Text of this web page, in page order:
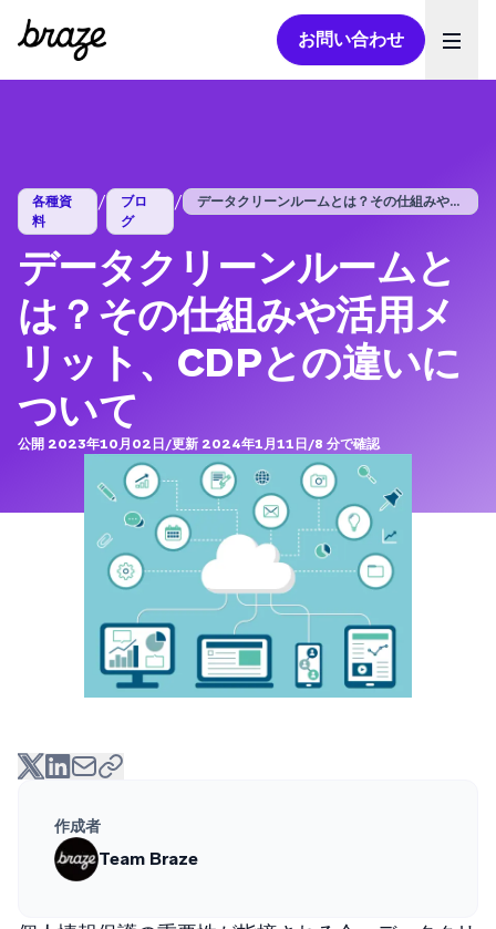
お問い合わせ
各種資
料
/
ブロ
グ
/ データクリーンルームとは？その仕組みや活...
データクリーンルームと
は？その仕組みや活用メ
リット、CDPとの違いに
ついて
公開 2023年10月02日/更新 2024年1月11日/8 分で確認
作成者
Team Braze